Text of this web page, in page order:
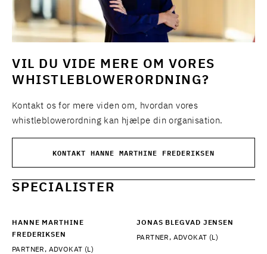
VIL DU VIDE MERE OM VORES
WHISTLEBLOWERORDNING?
Kontakt os for mere viden om, hvordan vores
whistleblowerordning kan hjælpe din organisation.
KONTAKT HANNE MARTHINE FREDERIKSEN
SPECIALISTER
HANNE MARTHINE
FREDERIKSEN
PARTNER, ADVOKAT (L)
JONAS BLEGVAD JENSEN
PARTNER, ADVOKAT (L)